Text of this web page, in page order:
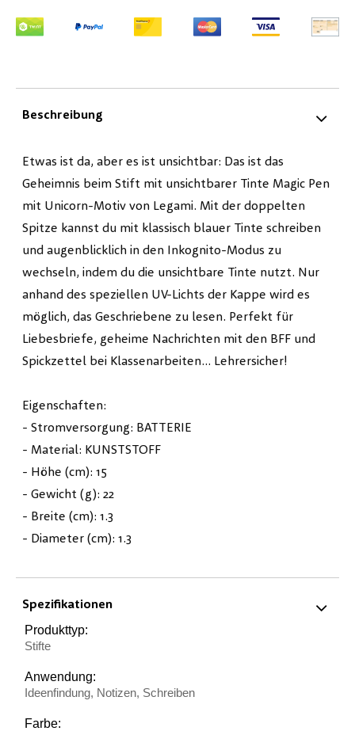
Beschreibung
Etwas ist da, aber es ist unsichtbar: Das ist das
Geheimnis beim Stift mit unsichtbarer Tinte Magic Pen
mit Unicorn-Motiv von Legami. Mit der doppelten
Spitze kannst du mit klassisch blauer Tinte schreiben
und augenblicklich in den Inkognito-Modus zu
wechseln, indem du die unsichtbare Tinte nutzt. Nur
anhand des speziellen UV-Lichts der Kappe wird es
möglich, das Geschriebene zu lesen. Perfekt für
Liebesbriefe, geheime Nachrichten mit den BFF und
Spickzettel bei Klassenarbeiten... Lehrersicher!
Eigenschaften:
- Stromversorgung: BATTERIE
- Material: KUNSTSTOFF
- Höhe (cm): 15
- Gewicht (g): 22
- Breite (cm): 1.3
- Diameter (cm): 1.3
Spezifikationen
Produkttyp:
Stifte
Anwendung:
Ideenfindung, Notizen, Schreiben
Farbe: